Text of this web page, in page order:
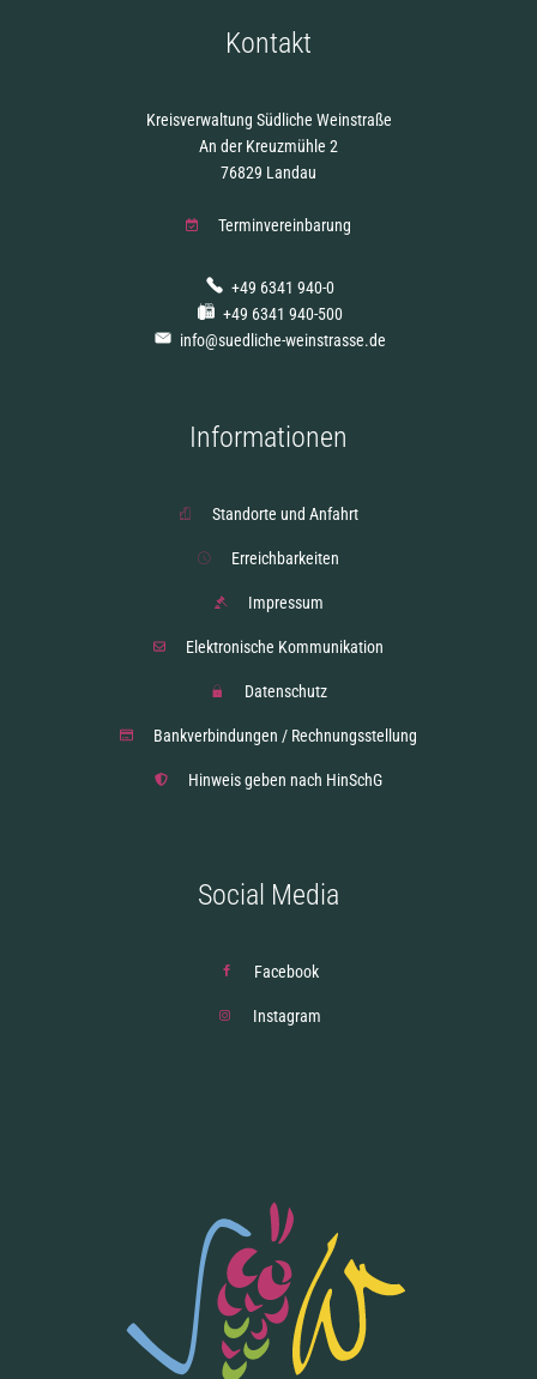
Kontakt
Kreisverwaltung Südliche Weinstraße
An der Kreuzmühle 2
76829 Landau
Terminvereinbarung
+49 6341 940-0
+49 6341 940-500
info@suedliche-weinstrasse.de
Informationen
Standorte und Anfahrt
Erreichbarkeiten
Impressum
Elektronische Kommunikation
Datenschutz
Bankverbindungen / Rechnungsstellung
Hinweis geben nach HinSchG
Social Media
Facebook
Instagram